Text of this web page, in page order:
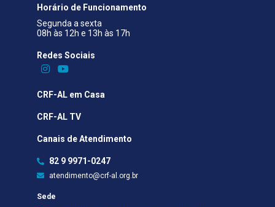
Horário de Funcionamento
Segunda a sexta
08h às 12h e 13h às 17h
Redes Sociais​
CRF-AL em Casa
CRF-AL TV
Canais de Atendimento
82 9 9971-0247
atendimento@crf-al.org.br
Sede